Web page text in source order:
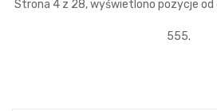
Strona 4 z 28, wyświetlono pozycje od
555.